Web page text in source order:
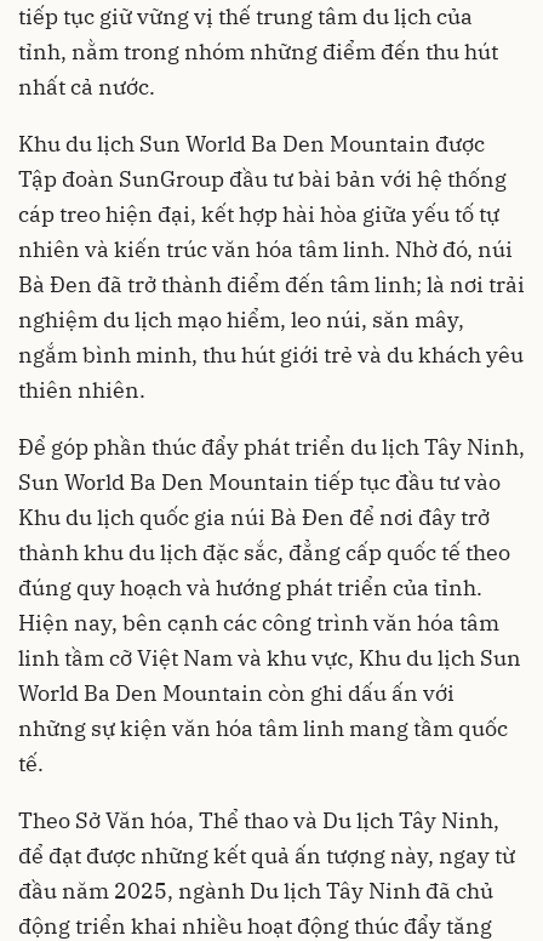
tiếp tục giữ vững vị thế trung tâm du lịch của
tỉnh, nằm trong nhóm những điểm đến thu hút
nhất cả nước.
Khu du lịch Sun World Ba Den Mountain được
Tập đoàn SunGroup đầu tư bài bản với hệ thống
cáp treo hiện đại, kết hợp hài hòa giữa yếu tố tự
nhiên và kiến trúc văn hóa tâm linh. Nhờ đó, núi
Bà Đen đã trở thành điểm đến tâm linh; là nơi trải
nghiệm du lịch mạo hiểm, leo núi, săn mây,
ngắm bình minh, thu hút giới trẻ và du khách yêu
thiên nhiên.
Để góp phần thúc đẩy phát triển du lịch Tây Ninh,
Sun World Ba Den Mountain tiếp tục đầu tư vào
Khu du lịch quốc gia núi Bà Đen để nơi đây trở
thành khu du lịch đặc sắc, đẳng cấp quốc tế theo
đúng quy hoạch và hướng phát triển của tỉnh.
Hiện nay, bên cạnh các công trình văn hóa tâm
linh tầm cỡ Việt Nam và khu vực, Khu du lịch Sun
World Ba Den Mountain còn ghi dấu ấn với
những sự kiện văn hóa tâm linh mang tầm quốc
tế.
Theo Sở Văn hóa, Thể thao và Du lịch Tây Ninh,
để đạt được những kết quả ấn tượng này, ngay từ
đầu năm 2025, ngành Du lịch Tây Ninh đã chủ
động triển khai nhiều hoạt động thúc đẩy tăng